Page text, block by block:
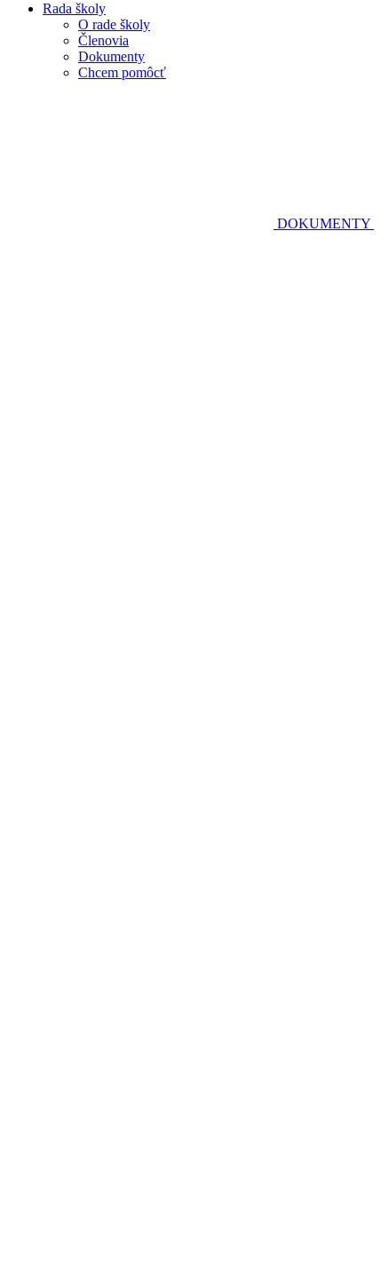
Rada školy
O rade školy
Členovia
Dokumenty
Chcem pomôcť
DOKUMENTY